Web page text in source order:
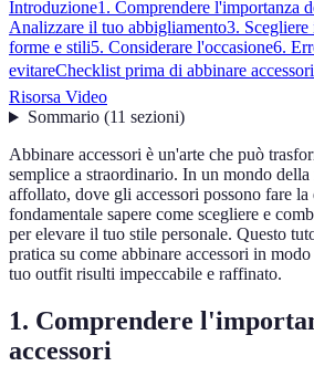
Introduzione1. Comprendere l'importanza
Analizzare il tuo abbigliamento3.
forme e stili5. Considerare l'occasione6.
evitareChecklist prima di abbinare accessori
Risorsa Video
Sommario(11 sezioni)
Abbinare accessori è un'arte che può
semplice a straordinario. In un mondo della
affollato, dove gli accessori possono fare la
fondamentale sapere come scegliere e
per elevare il tuo stile personale. Questo
pratica su come abbinare accessori in
tuo outfit risulti impeccabile e raffinato.
1. Comprendere
accessori